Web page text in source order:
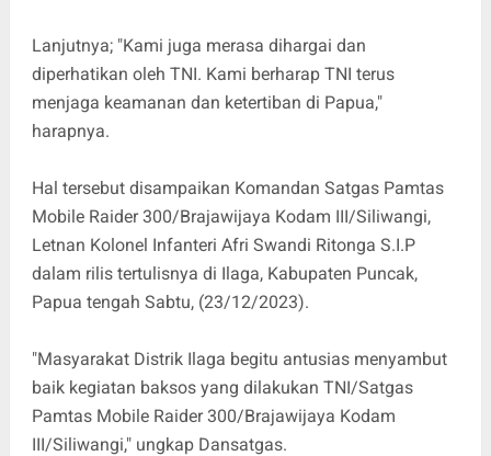
Lanjutnya; "Kami juga merasa dihargai dan
diperhatikan oleh TNI. Kami berharap TNI terus
menjaga keamanan dan ketertiban di Papua,"
harapnya.
Hal tersebut disampaikan Komandan Satgas Pamtas
Mobile Raider 300/Brajawijaya Kodam III/Siliwangi,
Letnan Kolonel Infanteri Afri Swandi Ritonga S.I.P
dalam rilis tertulisnya di Ilaga, Kabupaten Puncak,
Papua tengah Sabtu, (23/12/2023).
"Masyarakat Distrik Ilaga begitu antusias menyambut
baik kegiatan baksos yang dilakukan TNI/Satgas
Pamtas Mobile Raider 300/Brajawijaya Kodam
III/Siliwangi," ungkap Dansatgas.